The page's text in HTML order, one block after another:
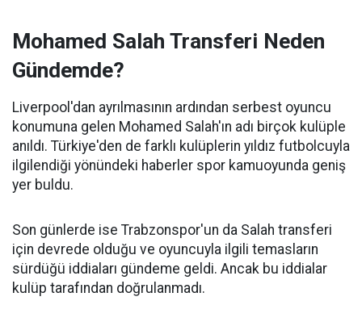
Mohamed Salah Transferi Neden
Gündemde?
Liverpool'dan ayrılmasının ardından serbest oyuncu
konumuna gelen Mohamed Salah'ın adı birçok kulüple
anıldı. Türkiye'den de farklı kulüplerin yıldız futbolcuyla
ilgilendiği yönündeki haberler spor kamuoyunda geniş
yer buldu.
Son günlerde ise Trabzonspor'un da Salah transferi
için devrede olduğu ve oyuncuyla ilgili temasların
sürdüğü iddiaları gündeme geldi. Ancak bu iddialar
kulüp tarafından doğrulanmadı.